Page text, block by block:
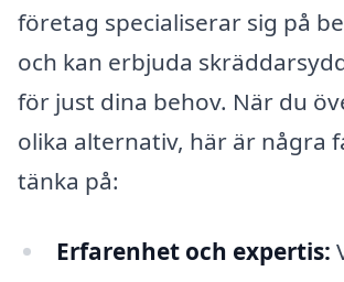
företag specialiserar sig på
och kan erbjuda
för just dina behov. När du
olika alternativ, här är några
tänka på:
Erfarenhet och expertis: